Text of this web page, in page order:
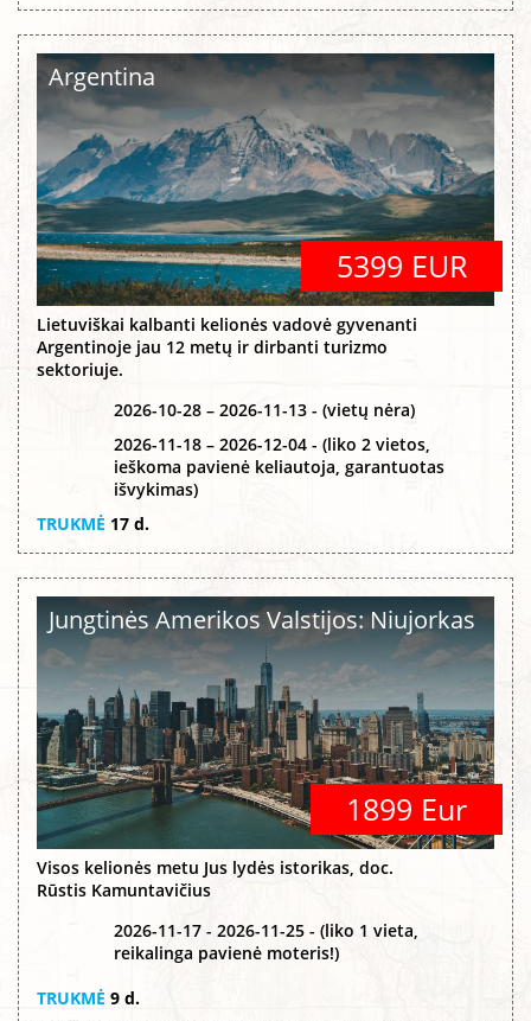
Argentina
5399 EUR
Lietuviškai kalbanti kelionės vadovė gyvenanti
Argentinoje jau 12 metų ir dirbanti turizmo
sektoriuje.
2026-10-28 – 2026-11-13 - (vietų nėra)
2026-11-18 – 2026-12-04 - (liko 2 vietos,
ieškoma pavienė keliautoja, garantuotas
išvykimas)
TRUKMĖ 17 d.
Jungtinės Amerikos Valstijos: Niujorkas
1899 Eur
Visos kelionės metu Jus lydės istorikas, doc.
Rūstis Kamuntavičius
2026-11-17 - 2026-11-25 - (liko 1 vieta,
reikalinga pavienė moteris!)
TRUKMĖ 9 d.